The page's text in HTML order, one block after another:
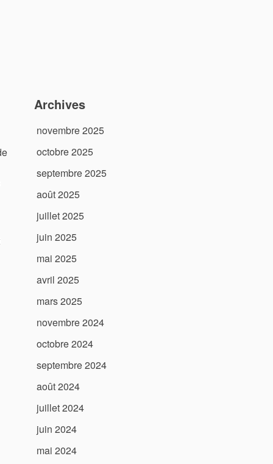
Archives
novembre 2025
octobre 2025
septembre 2025
août 2025
juillet 2025
juin 2025
mai 2025
avril 2025
mars 2025
novembre 2024
octobre 2024
septembre 2024
août 2024
juillet 2024
juin 2024
mai 2024